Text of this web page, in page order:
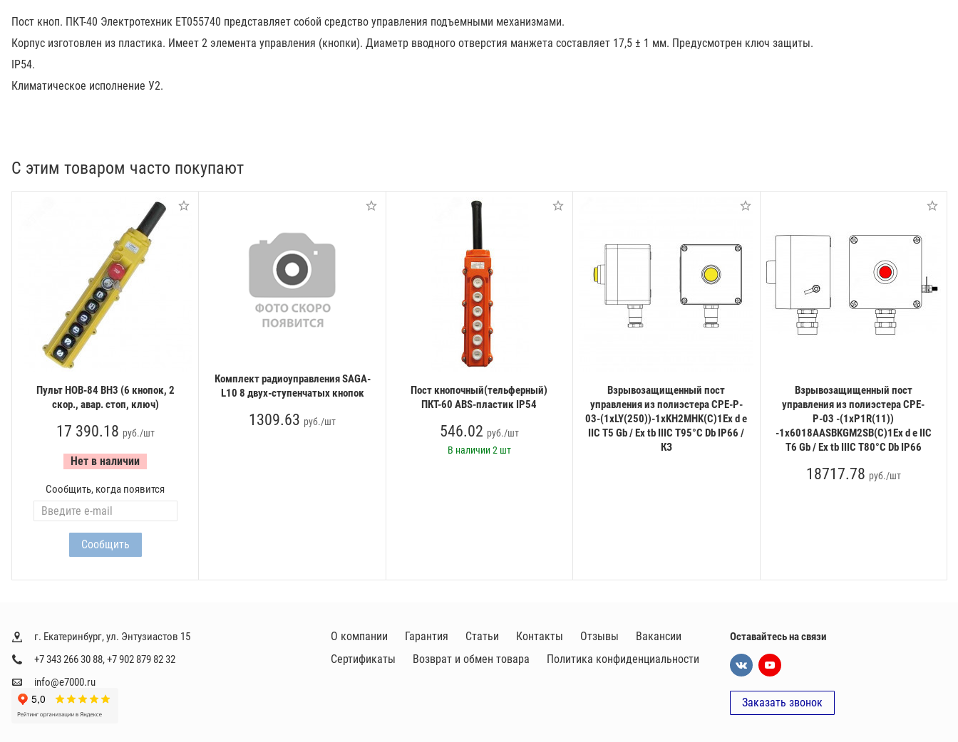
Пост кноп. ПКТ-40 Электротехник ET055740 представляет собой средство управления подъемными механизмами.
Корпус изготовлен из пластика. Имеет 2 элемента управления (кнопки). Диаметр вводного отверстия манжета составляет 17,5 ± 1 мм. Предусмотрен ключ защиты.
IP54.
Климатическое исполнение У2.
С этим товаром часто покупают
Пульт HOB-84 BH3 (6 кнопок, 2
скор., авар. стоп, ключ)
17 390.18 руб./шт
Нет в наличии
Сообщить, когда появится
Комплект радиоуправления SAGA-
L10 8 двух-ступенчатых кнопок
1309.63 руб./шт
Пост кнопочный(тельферный)
ПКТ-60 ABS-пластик IP54
546.02 руб./шт
В наличии2 шт
Взрывозащищенный пост
управления из полиэстера CPE-P-
03-(1xLY(250))-1xKH2MHK(C)1Ex d e
IIC Т5 Gb / Ex tb IIIC T95°C Db IP66 /
КЗ
Взрывозащищенный пост
управления из полиэстера CPE-
Р-03 -(1xP1R(11))
-1x6018AASBKGM2SB(C)1Ex d e IIC
T6 Gb / Ex tb IIIC T80°C Db IP66
18717.78 руб./шт
г. Екатеринбург, ул. Энтузиастов 15
+7 343 266 30 88,+7 902 879 82 32
info@e7000.ru
О компании Гарантия Статьи Контакты Отзывы
Вакансии
Сертификаты
Возврат и обмен товара Политика конфиденциальности
Оставайтесь на связи
Заказать звонок